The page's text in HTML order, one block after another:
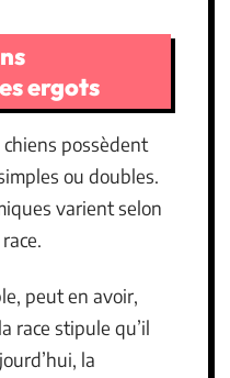
ergots
possèdent
ou doubles.
varient selon
peut en avoir,
race stipule qu’il
la